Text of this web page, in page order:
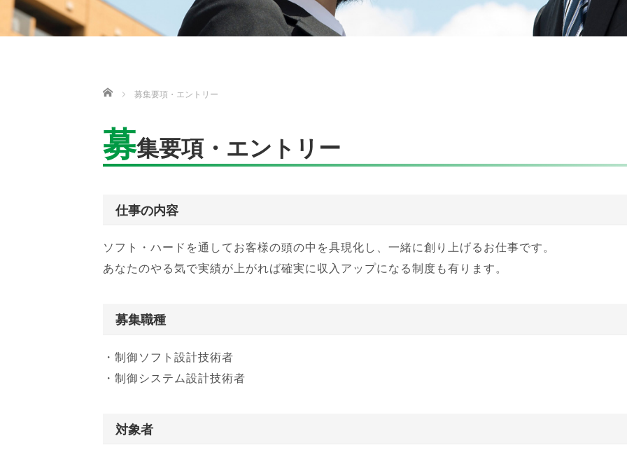
ホーム 募集要項・エントリー
募集要項・エントリー
仕事の内容
ソフト・ハードを通してお客様の頭の中を具現化し、一緒に創り上げるお仕事です。
あなたのやる気で実績が上がれば確実に収入アップになる制度も有ります。
募集職種
・制御ソフト設計技術者
・制御システム設計技術者
対象者